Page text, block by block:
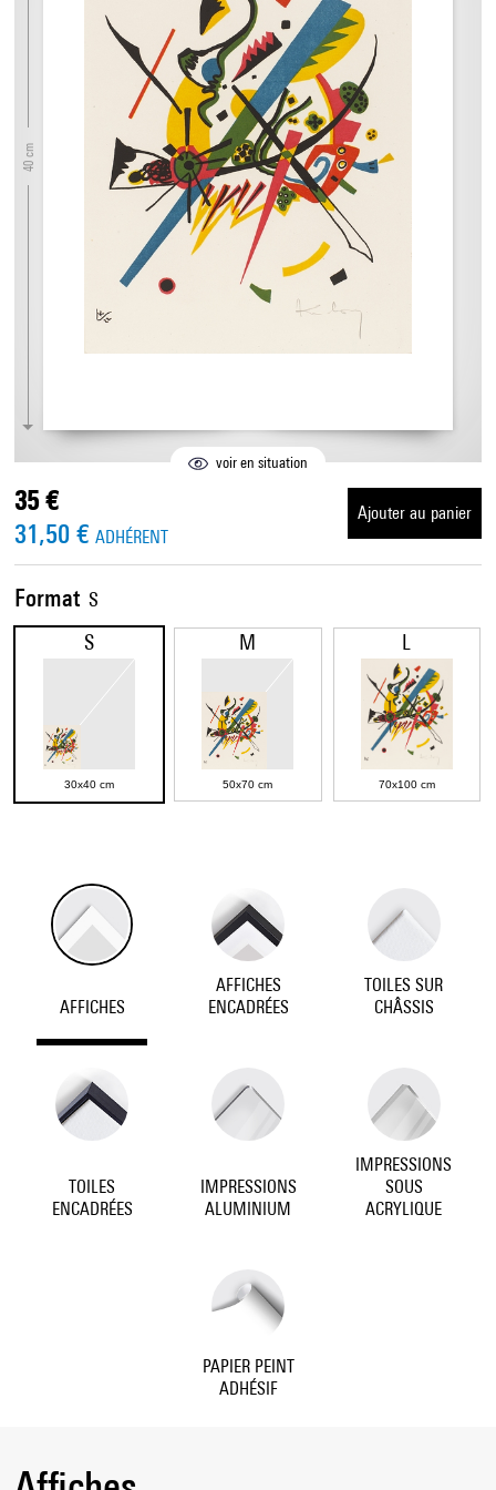
40 cm
voir en situation
Format S
S
30x40 cm
M
50x70 cm
L
70x100 cm
35 €
31,50 € ADHÉRENT
Ajouter au panier
AFFICHES
AFFICHES
ENCADRÉES
TOILES SUR
CHÂSSIS
TOILES
ENCADRÉES
IMPRESSIONS
ALUMINIUM
IMPRESSIONS
SOUS
ACRYLIQUE
PAPIER PEINT
ADHÉSIF